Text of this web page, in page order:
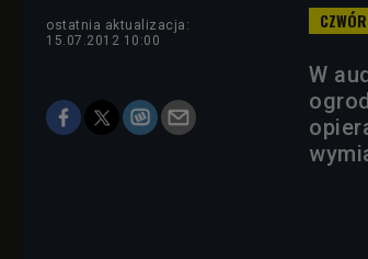
ostatnia aktualizacja:
15.07.2012 10:00
W